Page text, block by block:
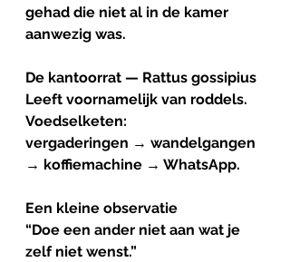
gehad die niet al in de kamer
aanwezig was.
De kantoorrat — Rattus gossipius
Leeft voornamelijk van roddels.
Voedselketen:
vergaderingen → wandelgangen
→ koffiemachine → WhatsApp.
Een kleine observatie
“Doe een ander niet aan wat je
zelf niet wenst.”